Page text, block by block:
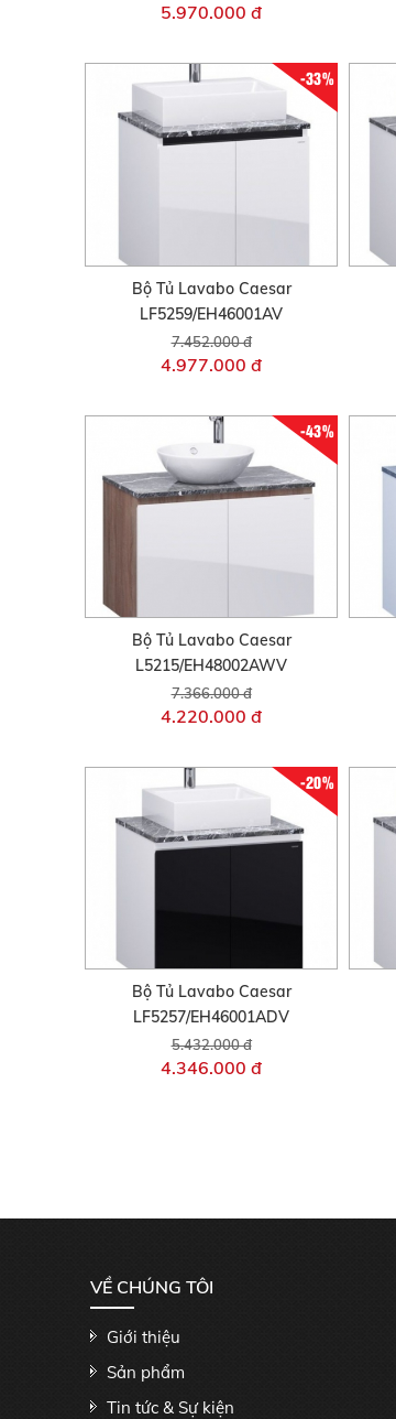
5.970.000 đ
-33%
Bộ Tủ Lavabo Caesar
LF5259/EH46001AV
7.452.000 đ
4.977.000 đ
-43%
Bộ Tủ Lavabo Caesar
L5215/EH48002AWV
7.366.000 đ
4.220.000 đ
-20%
Bộ Tủ Lavabo Caesar
LF5257/EH46001ADV
5.432.000 đ
4.346.000 đ
VỀ CHÚNG TÔI
Giới thiệu
Sản phẩm
Tin tức & Sự kiện